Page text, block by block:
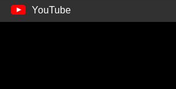
YouTube